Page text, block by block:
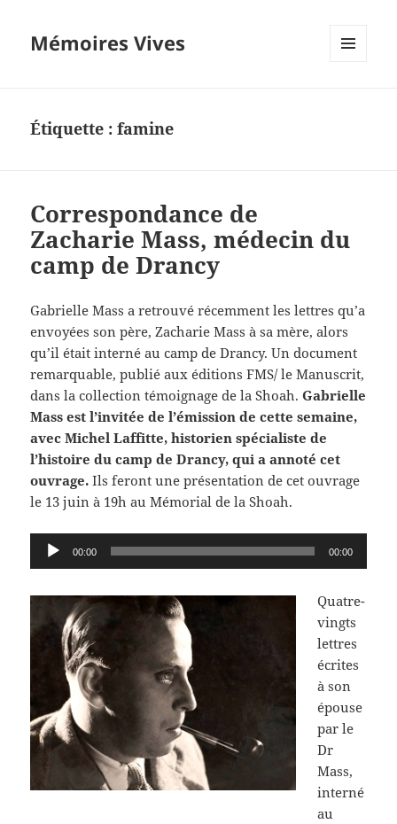
Mémoires Vives
Étiquette :famine
Correspondance de
Zacharie Mass, médecin du
camp de Drancy
Gabrielle Mass a retrouvé récemment les lettres qu’a
envoyées son père, Zacharie Mass à sa mère, alors
qu’il était interné au camp de Drancy. Un document
remarquable, publié aux éditions FMS/ le Manuscrit,
dans la collection témoignage de la Shoah.Gabrielle
Mass est l’invitée de l’émission de cette semaine,
avec Michel Laffitte, historien spécialiste de
l’histoire du camp de Drancy, qui a annoté cet
ouvrage.Ils feront une présentation de cet ouvrage
le 13 juin à 19h au Mémorial de la Shoah.
Lecteur
audio
00:00 00:00
Quatre-
vingts
lettres
écrites
à son
épouse
par le
Dr
Mass,
interné
au